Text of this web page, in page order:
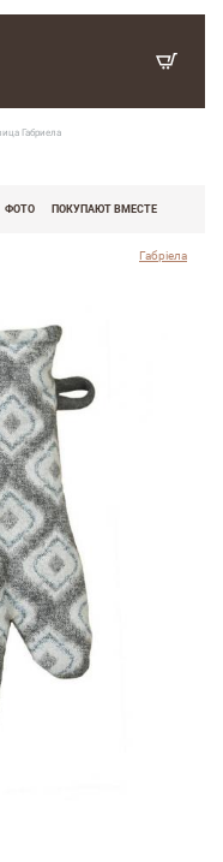
Габриела
ФОТО ПОКУПАЮТ ВМЕСТЕ
Габріела
,